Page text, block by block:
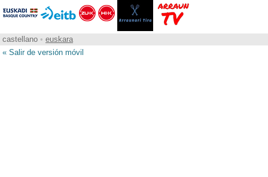
castellano • euskara
« Salir de versión móvil